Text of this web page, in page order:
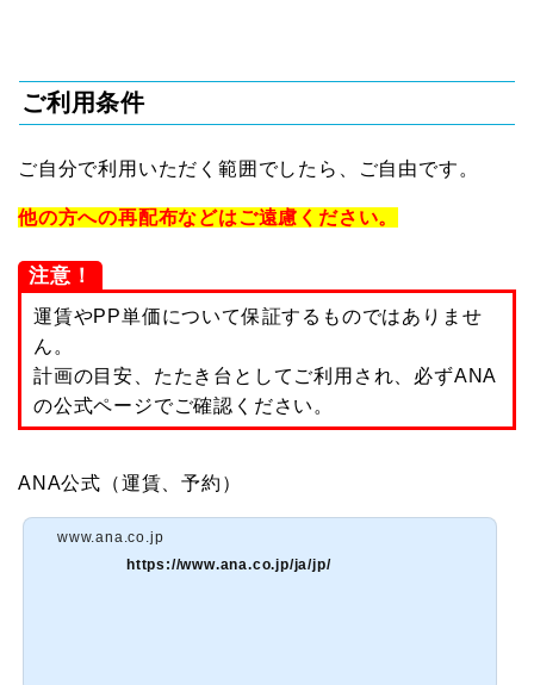
ご利用条件
ご自分で利用いただく範囲でしたら、ご自由です。
他の方への再配布などはご遠慮ください。
運賃やPP単価について保証するものではありませ
ん。
計画の目安、たたき台としてご利用され、必ずANA
の公式ページでご確認ください。
注意！
ANA公式（運賃、予約）
www.ana.co.jp
https://www.ana.co.jp/ja/jp/